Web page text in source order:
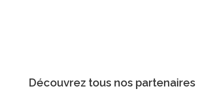
Découvrez tous nos partenaires